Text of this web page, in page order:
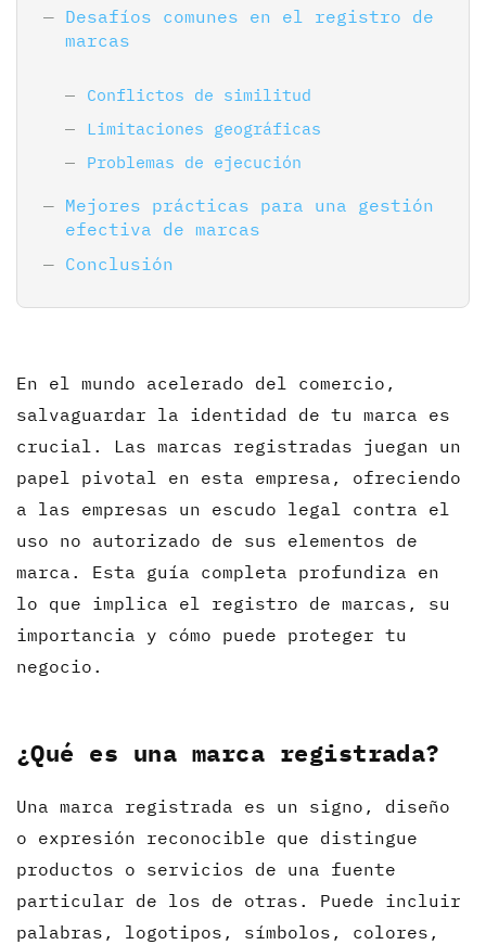
Desafíos comunes en el registro de
marcas
Conflictos de similitud
Limitaciones geográficas
Problemas de ejecución
Mejores prácticas para una gestión
efectiva de marcas
Conclusión
En el mundo acelerado del comercio,
salvaguardar la identidad de tu marca es
crucial. Las marcas registradas juegan un
papel pivotal en esta empresa, ofreciendo
a las empresas un escudo legal contra el
uso no autorizado de sus elementos de
marca. Esta guía completa profundiza en
lo que implica el registro de marcas, su
importancia y cómo puede proteger tu
negocio.
¿Qué es una marca registrada?
Una marca registrada es un signo, diseño
o expresión reconocible que distingue
productos o servicios de una fuente
particular de los de otras. Puede incluir
palabras, logotipos, símbolos, colores,